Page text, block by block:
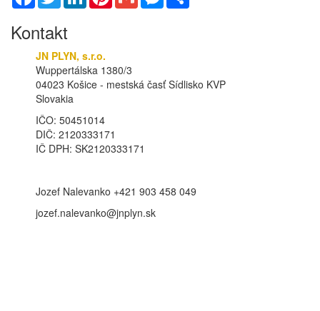
Kontakt
JN PLYN, s.r.o.
Wuppertálska 1380/3
04023 Košice - mestská časť Sídlisko KVP
Slovakia
IČO: 50451014
DIČ: 2120333171
IČ DPH: SK2120333171
Jozef Nalevanko +421 903 458 049
jozef.nalevanko@jnplyn.sk